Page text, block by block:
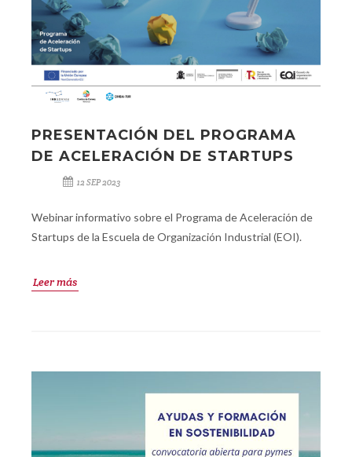
PRESENTACIÓN DEL PROGRAMA
DE ACELERACIÓN DE STARTUPS
12 SEP 2023
Webinar informativo sobre el Programa de Aceleración de
Startups de la Escuela de Organización Industrial (EOI).
Leer más